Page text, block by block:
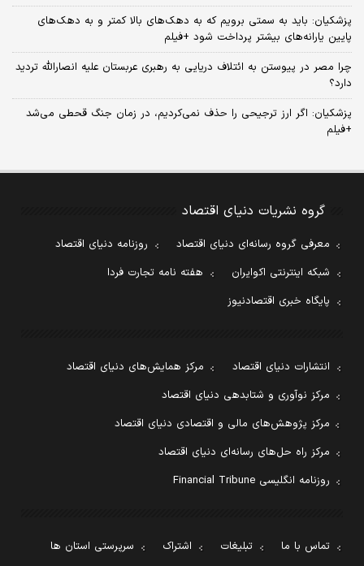
پزشکیان: باید به سمتی برویم که به دهک‌های بالا کمتر و به دهک‌های
پایین یارانه‌های بیشتر پرداخت شود +فیلم
چرا مصر در پیوستن به ائتلاف دریایی به رهبری عربستان علیه انصارالله تردید
دارد؟
پزشکیان: اگر ارز ترجیحی را حذف نمی‌کردیم، در زمان جنگ قحطی می‌شد
+فیلم
گروه نشریات دنیای اقتصاد
معرفی گروه رسانه‌ای دنیای اقتصاد
روزنامه دنیای اقتصاد
شبکه اینترنتی اکوایران
هفته نامه تجارت فردا
پایگاه خبری اقتصادنیوز
انتشارات دنیای اقتصاد
مرکز همایش‌های دنیای اقتصاد
مرکز نوآوری و شتابدهی دنیای اقتصاد
مرکز پژوهش‌های مالی و اقتصادی دنیای اقتصاد
مرکز راه حل‌های رسانه‌ای دنیای اقتصاد
روزنامه انگلیسی Financial Tribune
تماس با ما تبلیغات اشتراک سرپرستی استان ها